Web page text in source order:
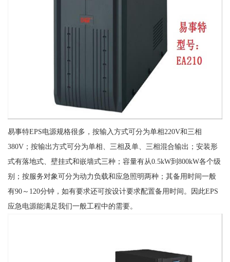
易事特EPS电源规格很多，按输入方式可分为单相220V和三相
380V；按输出方式可分为单相、三相及单、三相混合输出；安装形
式有落地式、壁挂式和嵌墙式三种；容量有从0.5kW到800kW各个级
别；按服务对象可分为动力负载和应急照明两种；其备用时间一般
有90～120分钟，如有要求还可按设计要求配置备用时间。因此EPS
应急电源能满足我们一般工程中的需要。